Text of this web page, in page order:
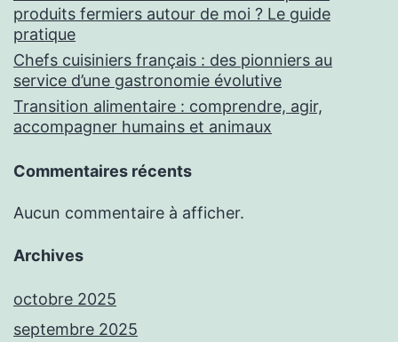
produits fermiers autour de moi ? Le guide
pratique
Chefs cuisiniers français : des pionniers au
service d’une gastronomie évolutive
Transition alimentaire : comprendre, agir,
accompagner humains et animaux
Commentaires récents
Aucun commentaire à afficher.
Archives
octobre 2025
septembre 2025